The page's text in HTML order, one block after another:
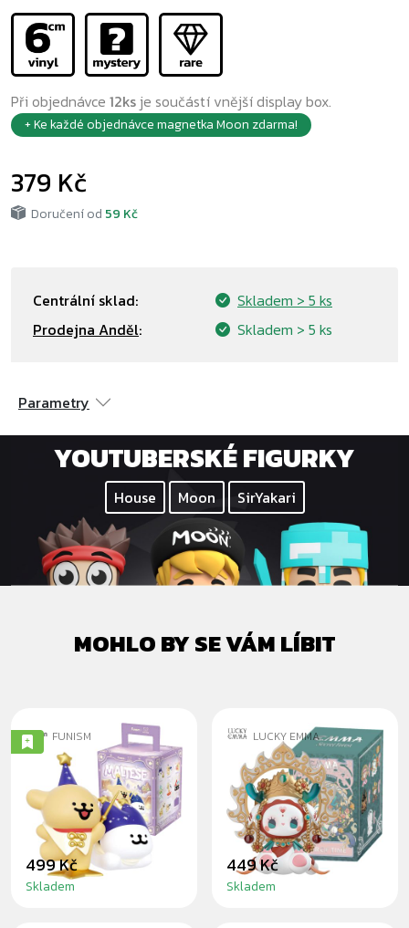
Při objednávce 12ksje součástí vnější display box.
+ Ke každé objednávce magnetka Moon zdarma!
379 Kč
Doručení od 59 Kč
Centrální sklad: Skladem > 5 ks
Prodejna Anděl: Skladem > 5 ks
Parametry
YOUTUBERSKÉ FIGURKY
House Moon SirYakari
MOHLO BY SE VÁM LÍBIT
FUNISM
MALTESE MAGIC
SEEKERS
BLINDBOX
499 Kč
Skladem
LUCKY EMMA
EMMA RIVER OF
TIME - BLINDBOX
449 Kč
Skladem